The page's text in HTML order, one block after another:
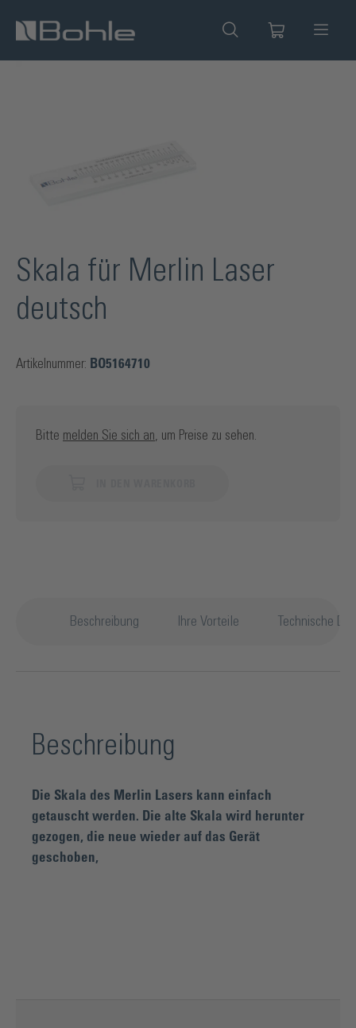
springen
Skala für Merlin Laser
deutsch
Artikelnummer: BO5164710
Bitte melden Sie sich an , um Preise zu sehen.
Beschreibung Ihre Vorteile Technische
Beschreibung
Die Skala des Merlin Lasers kann einfach
getauscht werden. Die alte Skala wird herunter
gezogen, die neue wieder auf das Gerät
geschoben,